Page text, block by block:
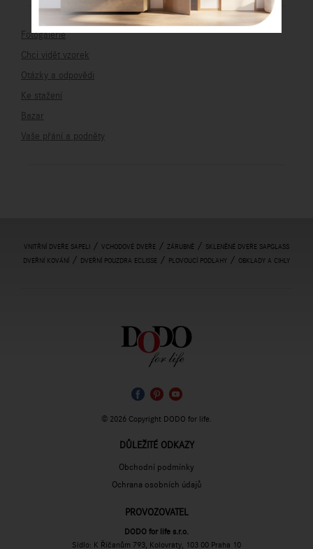
Fotogalerie
Chci vidět vzorek
Otázky a odpovědi
Ke stažení
Bazar
Vaše přání a podněty
VNITŘNÍ DVEŘE SAPELI / VCHODOVÉ DVEŘE / ZÁRUBNĚ / SKLENĚNÉ DVEŘE SAPGLASS
DVEŘNÍ KOVÁNÍ
/ DVEŘNÍ POUZDRA ECLISSE / PLOVOUCÍ PODLAHY / OBKLADY A CIHLY
© 2026 Copyright DODO for life.
DŮLEŽITÉ ODKAZY
Obchodní podmínky
Ochrana osobních údajů
PROVOZOVATEL
DODO for life s.r.o.
Sídlo: K Říčanům 793, Kolovraty, 103 00 Praha 10